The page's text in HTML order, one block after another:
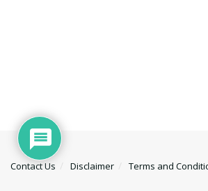
Contact Us Disclaimer Terms and